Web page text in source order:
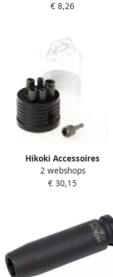
Lengte 85 Mm Afm. 30 mm
€ 8,26
Hikoki Accessoires
Dopsleutelset | 1 4" |
magnetisch | 7-delig
2 webshops
€ 30,15